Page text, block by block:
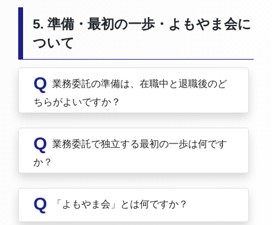
5. 準備・最初の一歩・よもやま会に
ついて
Q 業務委託の準備は、在職中と退職後のど
ちらがよいですか？
Q 業務委託で独立する最初の一歩は何です
か？
Q 「よもやま会」とは何ですか？